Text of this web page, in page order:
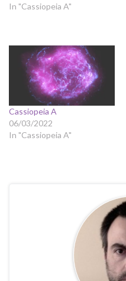
In "Cassiopeia A"
Cassiopeia A
06/03/2022
In "Cassiopeia A"